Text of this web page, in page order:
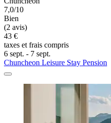
7,0/10
Bien
(2 avis)
43 €
taxes et frais compris
6 sept. - 7 sept.
Chuncheon Leisure Stay Pension